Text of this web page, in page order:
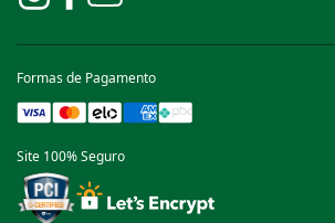
Formas de Pagamento
Site 100% Seguro